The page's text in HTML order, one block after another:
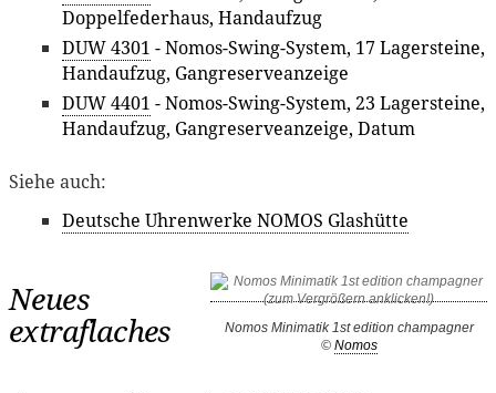
Doppelfederhaus, Handaufzug
DUW 4301 - Nomos-Swing-System, 17 Lagersteine,
Handaufzug, Gangreserveanzeige
DUW 4401 - Nomos-Swing-System, 23 Lagersteine,
Handaufzug, Gangreserveanzeige, Datum
Siehe auch:
Deutsche Uhrenwerke NOMOS Glashütte
Nomos Minimatik 1st edition champagner
© Nomos
Neues
extraflaches